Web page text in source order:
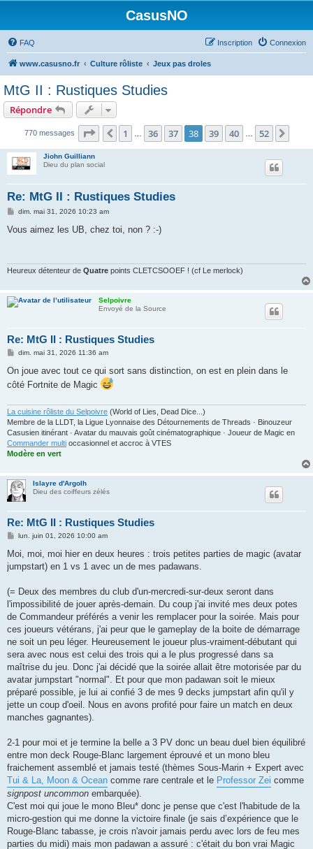
CasusNO
FAQ Connexion
Inscription
www.casusno.fr Culture rôliste Jeux pas droles
MtG II : Rustiques Studies
Répondre
770 messages Page 38 sur 52
Précédent
1 36 37 38 39 40 52
Jiohn Guilliann
Dieu du plan social
Re: MtG II : Rustiques Studies
M
s
dim. mai 31, 2026 10:23 am
Vous aimez les UB, chez toi, non ? :-)
Heureux détenteur de Quatre points CLETCSOOEF ! (cf Le merlock)
Selpoivre
Envoyé de la Source
Re: MtG II : Rustiques Studies
M
s
a
dim. mai 31, 2026 11:36 am
On joue avec tout ce qui sort sans distinction, on est en plein dans le
côté Fortnite de Magic
La cuisine rôliste du Selpoivre (World of Lies, Dead Dice...)
Membre de la LLDT, la Ligue Lyonnaise des Détournements de Threads · Binouzeur
Casusien itinérant · Avatar du mauvais goût cinématographique · Joueur de Magic en
Commander multi occasionnel et accroc à VTES
Modère en vert
Islayre d'Argolh
Dieu des coiffeurs zélés
Re: MtG II : Rustiques Studies
M
s
a
lun. juin 01, 2026 10:00 am
Moi, moi, moi hier en deux heures : trois petites parties de magic (avatar
jumpstart) en 1 vs 1 avec un de mes padawans.
(= Deux des membres du club d'un-mercredi-sur-deux seront dans
l'impossibilité de jouer après-demain. Du coup j'ai invité mes deux potes
de Commandeur préférés a venir les remplacer pour la soirée. Mais pour
ces joueurs vétérans, j'ai peur que le gameplay de la boite de démarrage
ne soit un peu léger. Heureusement le joueur plus-vraiment-débutant qui
sera avec nous est celui des trois qui a le plus progressé dans sa
maîtrise du jeu. Donc j'ai décidé que la soirée allait être motorisée par du
avatar jumpstart "normal". Et pour que mon padawan soit le mieux
préparé possible, je lui ai confié 3 de mes 9 decks jumpstart afin qu'il y
jette un coup d'oeil. Nous en avons profité pour faire un match en deux
manches gagnantes).
2-1 pour moi et je termine la belle a 3 PV donc un beau duel bien équilibré
entre mon deck Rouge-Blanc largement éprouvé et un mono bleu
fraichement assemblé et jamais testé (thèmes Sous-Marin + Expert avec
Tui & La, Moon & Ocean comme rare centrale et le Professor Zei comme
signpost uncommon embarquée).
C'est moi qui joue le mono Bleu* donc je pense que c'est l'habitude de la
micro-gestion qui me donne la victoire finale (je sais d’expérience que le
Rouge-Blanc tabasse, je crois n'avoir jamais perdu avec lors de feu mes
parties du midi) mais mon padawan a assuré : c'était du bon vrai Magic